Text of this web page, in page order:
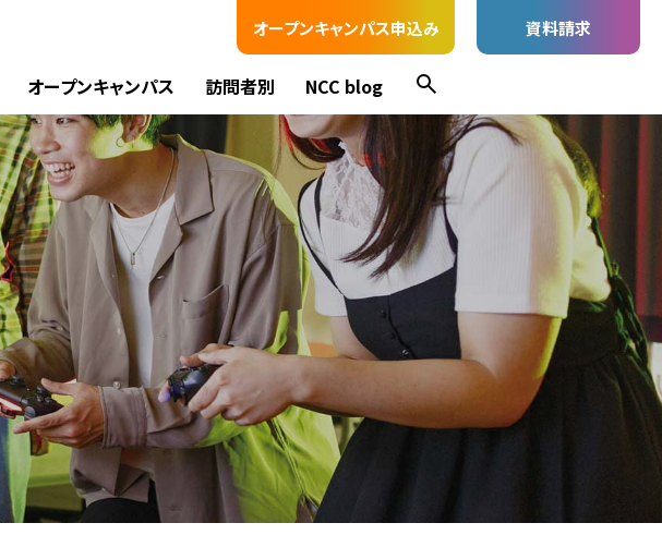
オープンキャンパス申込み 資料請求
オープンキャンパス 訪問者別 NCC blog